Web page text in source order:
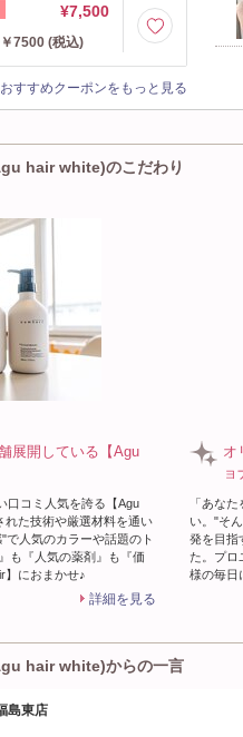
¥7,500
7500 (税込)
おすすめクーポンをもっと見る
hair white)のこだわり
展開している【Agu
口コミ人気を誇る【Agu
れた技術や厳選材料を通い
で人気のカラーや話題のト
も『人気の薬剤』も『価
】におまかせ♪
詳細を見る
オ
「あな
い。"そ
発を目指
た。プロ
様の毎日
hair white)からの一言
島東店